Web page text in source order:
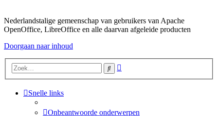
Nederlandstalige gemeenschap van gebruikers van Apache
OpenOffice, LibreOffice en alle daarvan afgeleide producten
Doorgaan naar inhoud
Zoek
Snelle links
Onbeantwoorde onderwerpen